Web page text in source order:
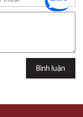
Quận Bình Thạnh, Hồ
Bình luận